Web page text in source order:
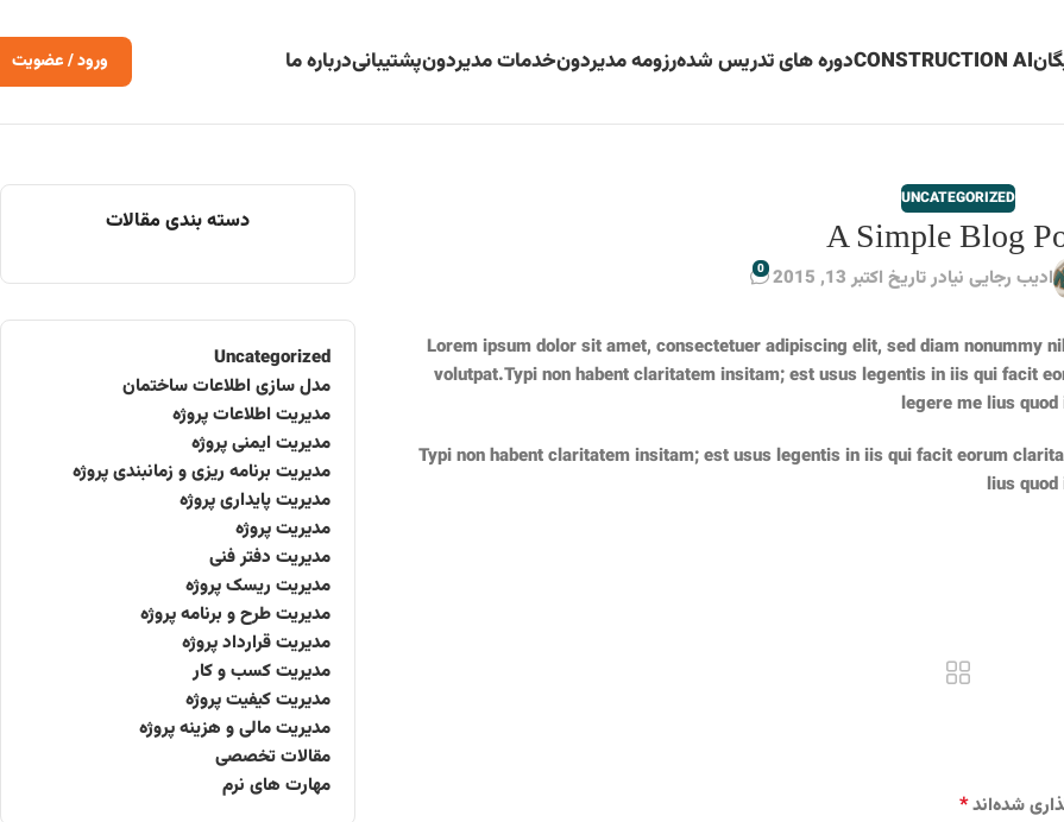
CONSTRUCTION AIدوره های تدریس شدهرزومه مدیردونخدمات مدیردونپشتیبانیدرباره ما ورود / عضویت
UNCATEGORIZED
A Simple Blog
ادیب رجایی نیادر تاریخ اکتبر 13, 2015 0
Lorem ipsum dolor sit amet, consectetuer adipiscing elit, sed diam nonummy
volutpat.Typi non habent claritatem insitam; est usus legentis in iis qui facit
legere me lius
Typi non habent claritatem insitam; est usus legentis in iis qui facit eorum
lius
شده‌اند*
دسته بندی مقالات
Uncategorized
مدل سازی اطلاعات ساختمان
مدیریت اطلاعات پروژه
مدیریت ایمنی پروژه
مدیریت برنامه ریزی و زمانبندی پروژه
مدیریت پایداری پروژه
مدیریت پروژه
مدیریت دفتر فنی
مدیریت ریسک پروژه
مدیریت طرح و برنامه پروژه
مدیریت قرارداد پروژه
مدیریت کسب و کار
مدیریت کیفیت پروژه
مدیریت مالی و هزینه پروژه
مقالات تخصصی
مهارت های نرم